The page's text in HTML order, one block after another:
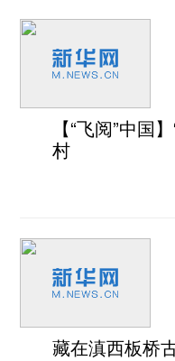
【“飞阅”中国
村
藏在滇西板桥